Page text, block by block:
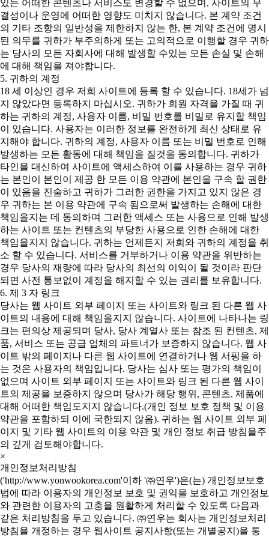
있는 어떠한 콘텐츠나 서비스도 변경할 수 없으며, 사이트의 무
결성이나 운영에 어떠한 영향도 미치지 않습니다. 본 계약 조건
의 기타 조항의 일반성을 제한하지 않는 한, 본 계약 조건에 명시
된 의무를 귀하가 부주의하게 또는 고의적으로 이행할 경우 귀하
는 당사의 모든 자회사에 대해 발생할 수있는 모든 손실 및 손해
에 대해 책임을 져야합니다.
5. 귀하의 계정
18 세 이상인 경우 저희 사이트에 등록 할 수 있습니다. 18세가 넘
지 않았다면 등록하지 마십시오. 귀하가 회원 자격을 가질 때 귀
하는 귀하의 계정, 사용자 이름, 비밀 번호를 비밀로 유지할 책임
이 있습니다. 사용자는 이러한 정보를 완전하게 최신 상태로 유
지해야 합니다. 귀하의 계정, 사용자 이름 또는 비밀 번호로 인해
발생하는 모든 활동에 대해 책임을 질것을 동의합니다. 귀하가
타인을 대신하여 사이트에 액세스하여 이를 사용하는 경우 귀하
는 본인이 본인이 제공 한 모든 이용 약관에 본인을 구속 할 권한
이 있음을 진술하고 귀하가 그러한 권한을 가지고 있지 않은 경
우 귀하는 본 이용 약관에 구속 됨으로써 발생하는 손해에 대한
책임을지는 데 동의하며 그러한 액세스 또는 사용으로 인해 발생
하는 사이트 또는 컨텐츠의 부당한 사용으로 인한 손해에 대한
책임을지지 않습니다. 귀하는 언제든지 저희와 귀하의 계정을 취
소 할 수 있습니다. 서비스를 거부하거나 이용 약관을 위반하는
경우 당사의 재량에 따라 당사의 최선의 이익이 될 것이라 판단
되면 사전 통보없이 계정을 해지할 수 있는 권리를 보유합니다.
6. 제 3 자 링크
당사는 웹 사이트 외부 페이지 또는 사이트와 링크 된 다른 웹 사
이트의 내용에 대해 책임을지지 않습니다. 사이트에 나타나는 링
크는 편의상 제공되며 당사, 당사 계열사 또는 참조 된 컨텐츠, 제
품, 서비스 또는 공급 업체의 파트너가 보증하지 않습니다. 웹 사
이트 밖의 페이지나 다른 웹 사이트에 연결하거나 웹 서핑을 하
는 것은 사용자의 책임입니다. 당사는 심사 또는 평가의 책임이
없으며 사이트 외부 페이지 또는 사이트와 링크 된 다른 웹 사이
트의 제공을 보증하지 않으며 당사가 해당 행위, 콘텐츠, 제품에
대해 어떠한 책임도지지 않습니다.(개인 정보 보호 정책 및 이용
약관을 포함하되 이에 국한되지 않음). 귀하는 웹 사이트 외부 페
이지 및 기타 웹 사이트의 이용 약관 및 개인 정보 취급 방침을주
의 깊게 검토해야합니다.
×
개인정보처리방침
('http://www.yonwookorea.com'이하 '㈜연우')은(는) 개인정보보호
법에 따라 이용자의 개인정보 보호 및 권익을 보호하고 개인정보
와 관련한 이용자의 고충을 원활하게 처리할 수 있도록 다음과
같은 처리방침을 두고 있습니다. ㈜연우는 회사는 개인정보처리
방침을 개정하는 경우 웹사이트 공지사항(또는 개별공지)을 통